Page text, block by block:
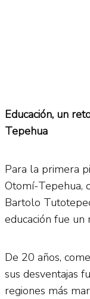
Educación, un
Tepehua
Para la primera
Otomí-Tepehua,
Bartolo
educación fue un
De 20 años,
sus desventajas
regiones más